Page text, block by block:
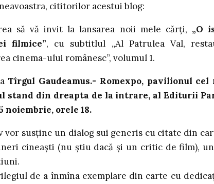
cititorilor acestui blog:
să vă invit la lansarea noii mele cărţi, „O
filmice”, cu subtitlul „Al Patrulea Val,
cinema-ului românesc”, volumul 1.
Tîrgul Gaudeamus.- Romexpo, pavilionul cel
stand din dreapta de la intrare, al Editurii
noiembrie, orele 18.
susţine un dialog sui generis cu citate din
cineaşti (nu ştiu dacă şi un critic de film),
de a înmîna exemplare din carte cu